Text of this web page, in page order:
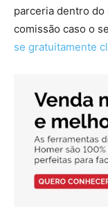
parceria dentro do
comissão caso o
se gratuitamente